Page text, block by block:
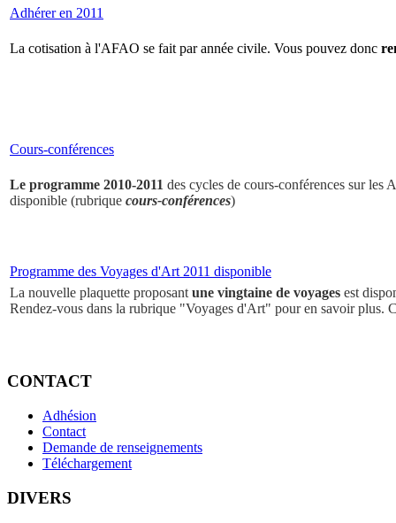
Adhérer en 2011
La cotisation à l'AFAO se fait par année civile. Vous pouvez donc
Cours-conférences
Le programme 2010-2011 des cycles de cours-conférences sur
disponible (rubrique cours-conférences)
Programme des Voyages d'Art 2011 disponible
La nouvelle plaquette proposantune vingtaine de voyages est
Rendez-vous dans la rubrique "Voyages d'Art" pour en savoir plus.
CONTACT
Adhésion
Contact
Demande de renseignements
Téléchargement
DIVERS